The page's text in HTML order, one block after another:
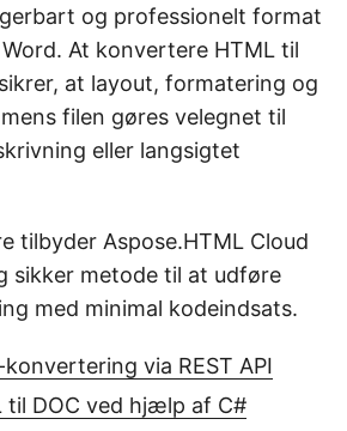
og professionelt format
At konvertere HTML til
at layout, formatering og
filen gøres velegnet til
eller langsigtet
tilbyder Aspose.HTML Cloud
sikker metode til at udføre
med minimal kodeindsats.
via REST API
til DOC ved hjælp af C#